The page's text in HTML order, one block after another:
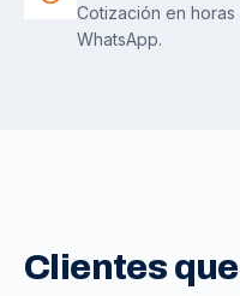
Cotización en
WhatsApp.
Clientes